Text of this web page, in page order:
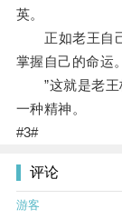
英。
正如老王自己
掌握自己的命运。
”这就是老王
一种精神。
#3#
评论
游客